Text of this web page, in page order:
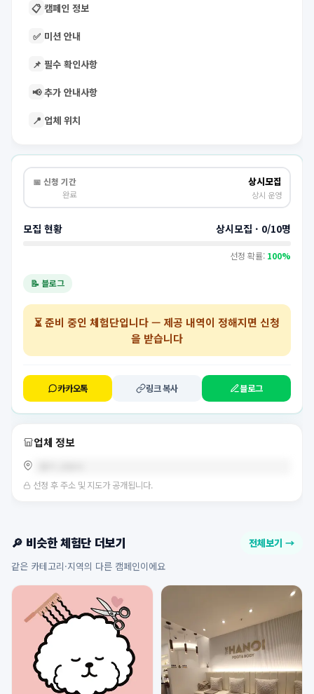
📋 캠페인 정보
✅ 미션 안내
📌 필수 확인사항
📢 추가 안내사항
📍 업체 위치
📅 신청 기간
완료
상시모집
상시 운영
모집 현황 상시모집 · 0/10명
선정 확률: 100%
📝 블로그
⏳준비 중인 체험단입니다 — 제공 내역이 정해지면 신청
을 받습니다
카카오톡 링크 복사 블로그
업체 정보
선정 후 주소 및 지도가 공개됩니다.
🔎 비슷한 체험단 더보기 전체보기 →
같은 카테고리·지역의 다른 캠페인이에요